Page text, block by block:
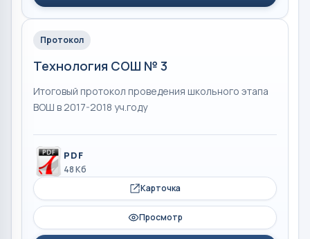
Протокол
Технология СОШ № 3
Итоговый протокол проведения школьного этапа
ВОШ в 2017-2018 уч.году
PDF
48 Кб
Карточка
Просмотр